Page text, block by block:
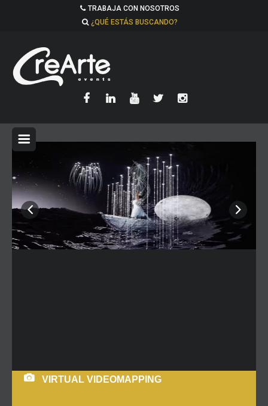
TRABAJA CON NOSOTROS
¿QUÉ ESTÁS BUSCANDO?
VIRTUAL VIDEOMAPPING